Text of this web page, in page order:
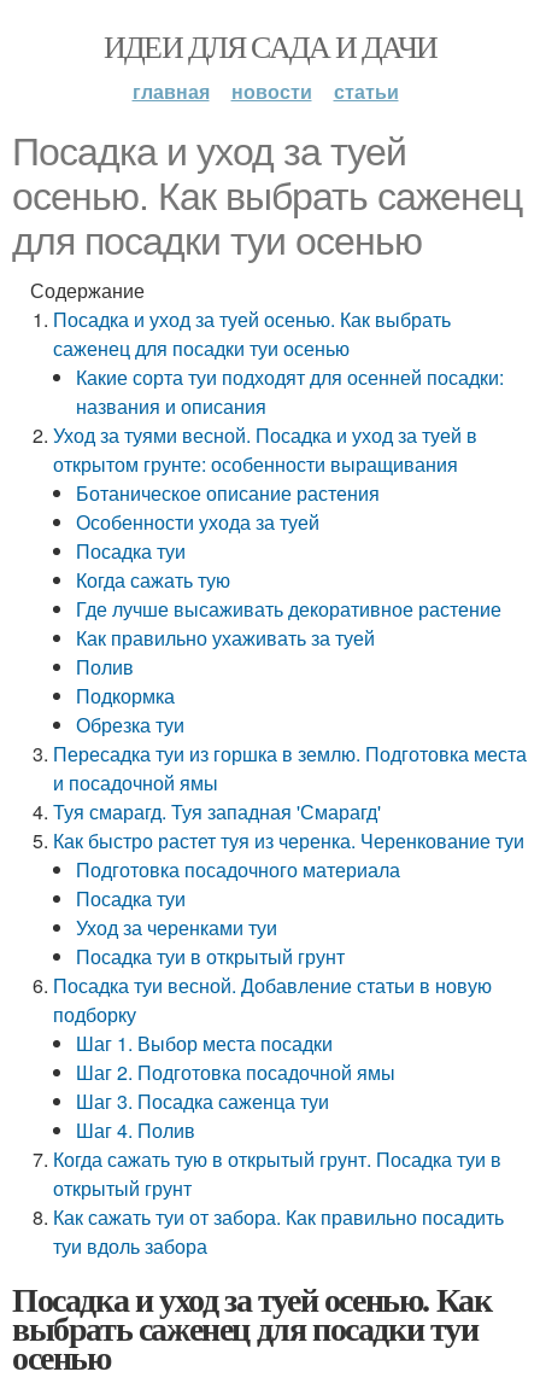
ИДЕИ ДЛЯ САДА И ДАЧИ
главная новости статьи
Посадка и уход за туей
осенью. Как выбрать саженец
для посадки туи осенью
Содержание
Посадка и уход за туей осенью. Как выбрать
саженец для посадки туи осенью
Какие сорта туи подходят для осенней посадки:
названия и описания
Уход за туями весной. Посадка и уход за туей в
открытом грунте: особенности выращивания
Ботаническое описание растения
Особенности ухода за туей
Посадка туи
Когда сажать тую
Где лучше высаживать декоративное растение
Как правильно ухаживать за туей
Полив
Подкормка
Обрезка туи
Пересадка туи из горшка в землю. Подготовка места
и посадочной ямы
Туя смарагд. Туя западная 'Смарагд'
Как быстро растет туя из черенка. Черенкование туи
Подготовка посадочного материала
Посадка туи
Уход за черенками туи
Посадка туи в открытый грунт
Посадка туи весной. Добавление статьи в новую
подборку
Шаг 1. Выбор места посадки
Шаг 2. Подготовка посадочной ямы
Шаг 3. Посадка саженца туи
Шаг 4. Полив
Когда сажать тую в открытый грунт. Посадка туи в
открытый грунт
Как сажать туи от забора. Как правильно посадить
туи вдоль забора
Посадка и уход за туей осенью. Как
выбрать саженец для посадки туи
осенью